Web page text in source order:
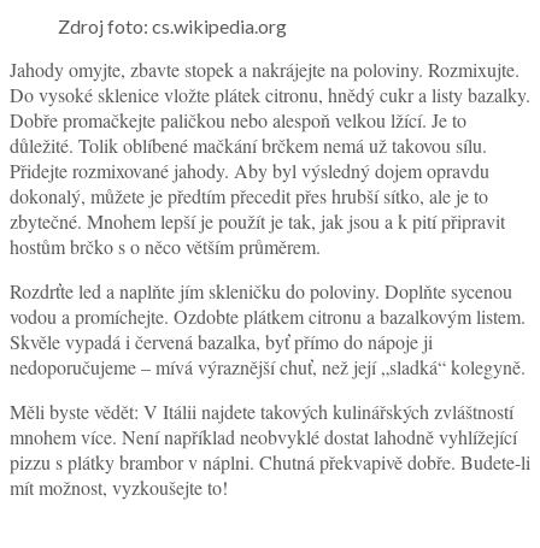
Zdroj foto: cs.wikipedia.org
Jahody omyjte, zbavte stopek a nakrájejte na poloviny. Rozmixujte.
Do vysoké sklenice vložte plátek citronu, hnědý cukr a listy bazalky.
Dobře promačkejte paličkou nebo alespoň velkou lžící. Je to
důležité. Tolik oblíbené mačkání brčkem nemá už takovou sílu.
Přidejte rozmixované jahody. Aby byl výsledný dojem opravdu
dokonalý, můžete je předtím přecedit přes hrubší sítko, ale je to
zbytečné. Mnohem lepší je použít je tak, jak jsou a k pití připravit
hostům brčko s o něco větším průměrem.
Rozdrťte led a naplňte jím skleničku do poloviny. Doplňte sycenou
vodou a promíchejte. Ozdobte plátkem citronu a bazalkovým listem.
Skvěle vypadá i červená bazalka, byť přímo do nápoje ji
nedoporučujeme – mívá výraznější chuť, než její „sladká“ kolegyně.
Měli byste vědět: V Itálii najdete takových kulinářských zvláštností
mnohem více. Není například neobvyklé dostat lahodně vyhlížející
pizzu s plátky brambor v náplni. Chutná překvapivě dobře. Budete-li
mít možnost, vyzkoušejte to!